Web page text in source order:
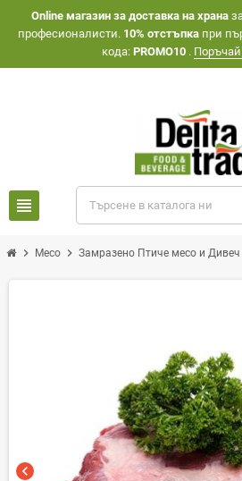
Оnline магазин за доставка на храна
професионалисти. 10% отстъпкапри
кода: PROMO10 .
view_headline
chevron_right Месо chevron_right Замразено Птиче месо и Дивеч
chevron_left